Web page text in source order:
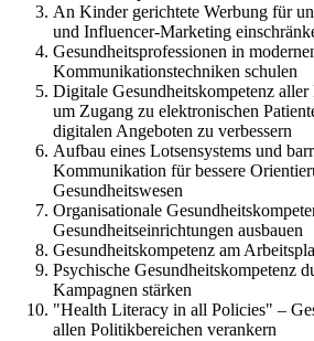
An Kinder gerichtete Werbung für
und Influencer-Marketing
Gesundheitsprofessionen in
Kommunikationstechniken schulen
Digitale Gesundheitskompetenz
um Zugang zu elektronischen
digitalen Angeboten zu verbessern
Aufbau eines Lotsensystems und
Kommunikation für bessere
Gesundheitswesen
Organisationale
Gesundheitseinrichtungen ausbauen
Gesundheitskompetenz am
Psychische Gesundheitskompetenz
Kampagnen stärken
"Health Literacy in all Policies" –
allen Politikbereichen verankern